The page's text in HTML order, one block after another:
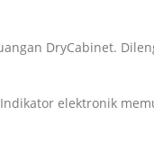
DryCabinet.
elektronik